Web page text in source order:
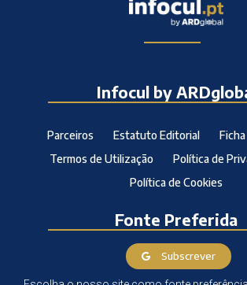
Infocul by
Parceiros Estatuto Editorial
Termos de Utilização
Política de
Política de Cookies
Fonte Preferida
Subscrever